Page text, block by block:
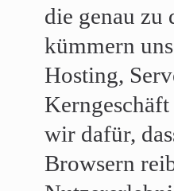
die genau zu
kümmern
Hosting,
wir dafür,
Browsern